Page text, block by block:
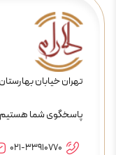
تهران خیابان
پاسخگوی شما هستیم از
021-33910770